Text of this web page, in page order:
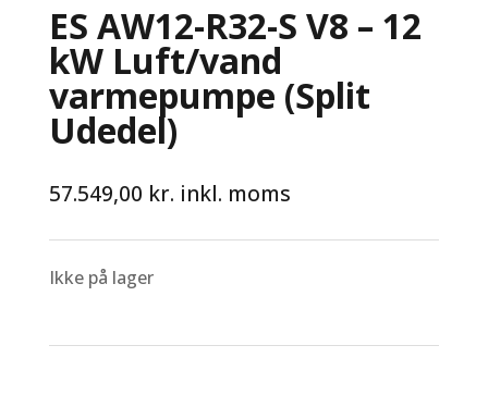
ES AW12-R32-S V8 – 12
kW Luft/vand
varmepumpe (Split
Udedel)
57.549,00 kr. inkl. moms
Ikke på lager